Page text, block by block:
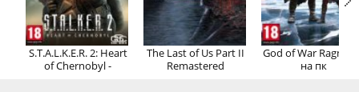
S.T.A.L.K.E.R. 2: Heart
of Chernobyl -
The Last of Us Part II
Remastered
God of War
на пк